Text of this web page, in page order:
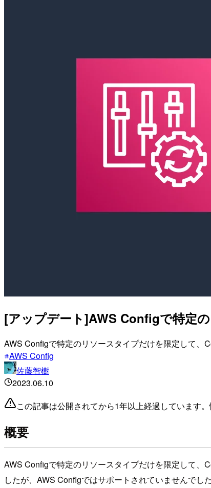
[アップデート]AWS Configで特定
AWS Configで特定のリソースタイプだけを限定して、
AWS Config
佐藤智樹
2023.06.10
この記事は公開されてから1年以上経過しています
概要
AWS Configで特定のリソースタイプだけを限定して、
したが、AWS Configではサポートされていませんでし